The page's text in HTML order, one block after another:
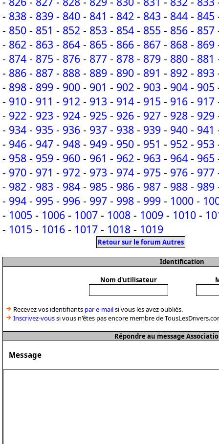
- 838 - 839 - 840 - 841 - 842 - 843 - 844 - 845
- 850 - 851 - 852 - 853 - 854 - 855 - 856 - 857
- 862 - 863 - 864 - 865 - 866 - 867 - 868 - 869
- 874 - 875 - 876 - 877 - 878 - 879 - 880 - 881
- 886 - 887 - 888 - 889 - 890 - 891 - 892 - 893
- 898 - 899 - 900 - 901 - 902 - 903 - 904 - 905
- 910 - 911 - 912 - 913 - 914 - 915 - 916 - 917
- 922 - 923 - 924 - 925 - 926 - 927 - 928 - 929
- 934 - 935 - 936 - 937 - 938 - 939 - 940 - 941
- 946 - 947 - 948 - 949 - 950 - 951 - 952 - 953
- 958 - 959 - 960 - 961 - 962 - 963 - 964 - 965
- 970 - 971 - 972 - 973 - 974 - 975 - 976 - 977
- 982 - 983 - 984 - 985 - 986 - 987 - 988 - 989
- 994 - 995 - 996 - 997 - 998 - 999 - 1000 -
- 1005 - 1006 - 1007 - 1008 - 1009 - 1010 -
- 1015 - 1016 - 1017 - 1018 - 1019
Retour sur le forum Autres
Identification
Nom d'utilisateur
Recevez vos identifiants par e-mailsi vous les avez oubliés.
Inscrivez-voussi vous n'êtes pas encore membre de
Répondre au message
Message